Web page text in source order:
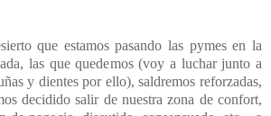
que estamos pasando las pymes en la
las que quedemos (voy a luchar junto a
y dientes por ello), saldremos reforzadas,
decidido salir de nuestra zona de confort,